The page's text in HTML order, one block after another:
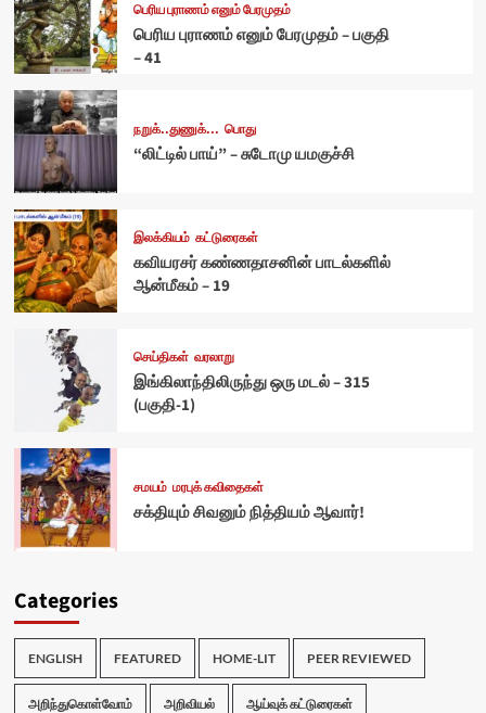
பெரிய புராணம் எனும் பேரமுதம்
பெரிய புராணம் எனும் பேரமுதம் – பகுதி
– 41
நறுக்..துணுக்... பொது
“லிட்டில் பாய்” – சுடோமு யமகுச்சி
இலக்கியம் கட்டுரைகள்
கவியரசர் கண்ணதாசனின் பாடல்களில்
ஆன்மீகம் – 19
செய்திகள் வரலாறு
இங்கிலாந்திலிருந்து ஒரு மடல் – 315
(பகுதி-1)
சமயம் மரபுக் கவிதைகள்
சக்தியும் சிவனும் நித்தியம் ஆவார்!
Categories
ENGLISH FEATURED HOME-LIT PEER REVIEWED
அறிந்துகொள்வோம் அறிவியல் ஆய்வுக் கட்டுரைகள்